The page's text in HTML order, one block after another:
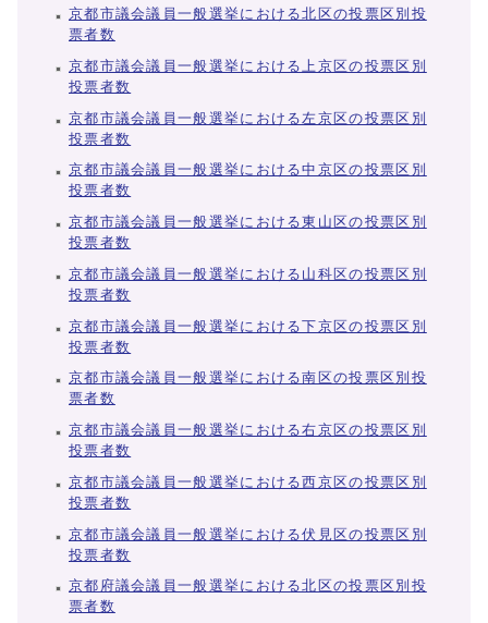
京都市議会議員一般選挙における北区の投票区別投
票者数
京都市議会議員一般選挙における上京区の投票区別
投票者数
京都市議会議員一般選挙における左京区の投票区別
投票者数
京都市議会議員一般選挙における中京区の投票区別
投票者数
京都市議会議員一般選挙における東山区の投票区別
投票者数
京都市議会議員一般選挙における山科区の投票区別
投票者数
京都市議会議員一般選挙における下京区の投票区別
投票者数
京都市議会議員一般選挙における南区の投票区別投
票者数
京都市議会議員一般選挙における右京区の投票区別
投票者数
京都市議会議員一般選挙における西京区の投票区別
投票者数
京都市議会議員一般選挙における伏見区の投票区別
投票者数
京都府議会議員一般選挙における北区の投票区別投
票者数